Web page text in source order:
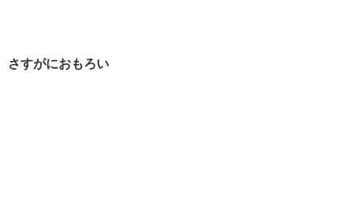
さすがにおもろい